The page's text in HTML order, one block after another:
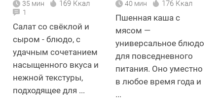
35 мин 169 Ккал
1
Салат со свёклой и
сыром - блюдо, с
удачным сочетанием
насыщенного вкуса и
нежной текстуры,
подходящее для ...
40 мин 176 Ккал
Пшенная каша с
мясом —
универсальное блюдо
для повседневного
питания. Оно уместно
в любое время года и
...